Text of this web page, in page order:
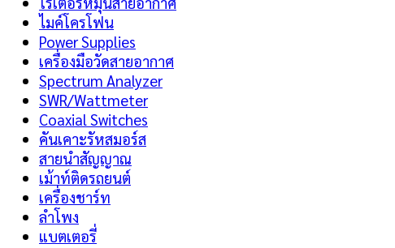
ไมค์โครโฟน
Power Supplies
เครื่องมือวัดสายอากาศ
Spectrum Analyzer
SWR/Wattmeter
Coaxial Switches
คันเคาะรัหสมอร์ส
สายนำสัญญาณ
เม้าท์ติดรถยนต์
เครื่องชาร์ท
ลำโพง
แบตเตอรี่